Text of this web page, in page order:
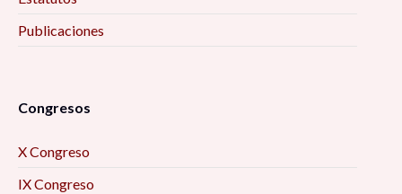
Publicaciones
Congresos
X Congreso
IX Congreso